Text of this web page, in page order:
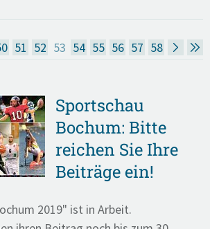
51 52 53 54 55 56 57 58
Sportschau
Bochum: Bitte
reichen Sie Ihre
Beiträge ein!
2019" ist in Arbeit.